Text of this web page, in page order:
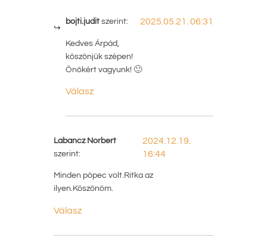
bojti.judit szerint: 2025.05.21. 06:31
Kedves Árpád,
köszönjük szépen!
Önökért vagyunk! 🙂
Válasz
Labancz Norbert
szerint:
2024.12.19.
16:44
Minden pöpec volt.Ritka az
ilyen.Köszönöm.
Válasz